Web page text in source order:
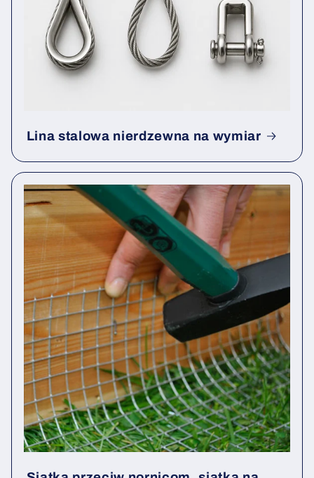
Lina stalowa nierdzewna na wymiar